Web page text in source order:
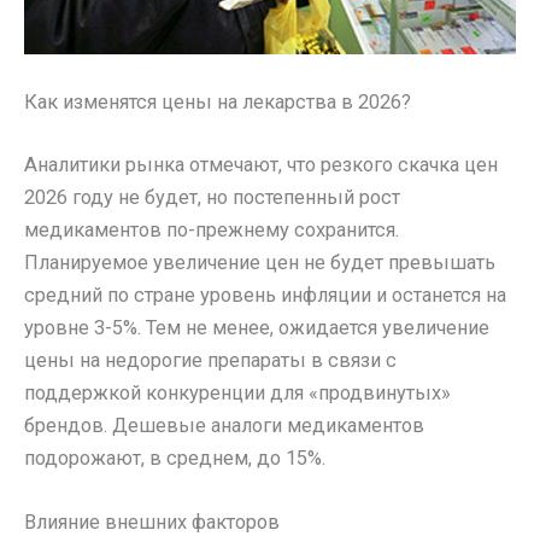
Как изменятся цены на лекарства в 2026?
Аналитики рынка отмечают, что резкого скачка цен
2026 году не будет, но постепенный рост
медикаментов по-прежнему сохранится.
Планируемое увеличение цен не будет превышать
средний по стране уровень инфляции и останется на
уровне 3-5%. Тем не менее, ожидается увеличение
цены на недорогие препараты в связи с
поддержкой конкуренции для «продвинутых»
брендов. Дешевые аналоги медикаментов
подорожают, в среднем, до 15%.
Влияние внешних факторов